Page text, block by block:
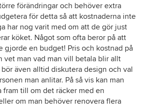
förändringar och behöver extra
för detta så att kostnaderna inte
har nog varit med om att de gör just
köket. Något som ofta beror på att
gjorde en budget! Pris och kostnad på
vet man vad man vill betala blir allt
även alltid diskutera design och val
man anlitar. På så vis kan man
fram till om det räcker med en
om man behöver renovera flera